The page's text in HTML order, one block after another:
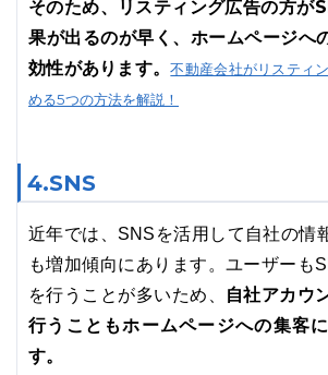
そのため、リスティング広告の方が
果が出るのが早く、ホームページへ
効性があります。不動産会社がリスティ
める5つの方法を解説！
4.SNS
近年では、SNSを活用して自社の情
も増加傾向にあります。ユーザーも
を行うことが多いため、
自社アカウ
行うこともホームページへの集客
す。